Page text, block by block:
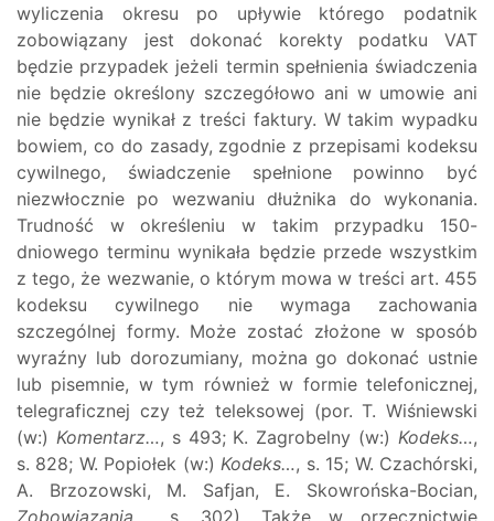
wyliczenia okresu po upływie którego podatnik
zobowiązany jest dokonać korekty podatku VAT
będzie przypadek jeżeli termin spełnienia świadczenia
nie będzie określony szczegółowo ani w umowie ani
nie będzie wynikał z treści faktury. W takim wypadku
bowiem, co do zasady, zgodnie z przepisami kodeksu
cywilnego, świadczenie spełnione powinno być
niezwłocznie po wezwaniu dłużnika do wykonania.
Trudność w określeniu w takim przypadku 150-
dniowego terminu wynikała będzie przede wszystkim
z tego, że wezwanie, o którym mowa w treści art. 455
kodeksu cywilnego nie wymaga zachowania
szczególnej formy. Może zostać złożone w sposób
wyraźny lub dorozumiany, można go dokonać ustnie
lub pisemnie, w tym również w formie telefonicznej,
telegraficznej czy też teleksowej (por. T. Wiśniewski
(w:) Komentarz…, s 493; K. Zagrobelny (w:)Kodeks…,
s. 828; W. Popiołek (w:)Kodeks…, s. 15; W. Czachórski,
A. Brzozowski, M. Safjan, E. Skowrońska-Bocian,
Zobowiązania…,
s. 302). Także w orzecznictwie